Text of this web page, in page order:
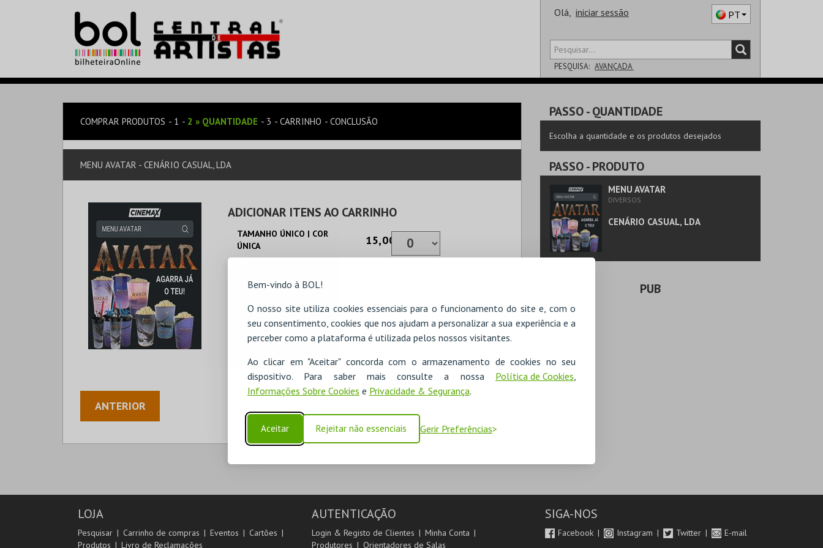
Bem-vindo à BOL!
O nosso site utiliza cookies essenciais para o funcionamento do site e, com o
seu consentimento, cookies que nos ajudam a personalizar a sua experiência e a
perceber como a plataforma é utilizada pelos nossos visitantes.
Ao clicar em "Aceitar" concorda com o armazenamento de cookies no seu
dispositivo. Para saber mais consulte a nossa Política de Cookies
Informações Sobre Cookies e Privacidade & Segurança.
Aceitar Rejeitar não essenciais Gerir Preferências
Olá, iniciar sessão PT
PESQUISA: AVANÇADA
COMPRAR PRODUTOS 1 2 » QUANTIDADE 3 CARRINHO CONCLUSÃO
MENU AVATAR - CENÁRIO CASUAL, LDA
ADICIONAR ITENS AO CARRINHO
TAMANHO ÚNICO | COR
ÚNICA
15,00€
ADICIONAR
ANTERIOR
PASSO- QUANTIDADE
Escolha a quantidade e os produtos desejados
PASSO- PRODUTO
MENU AVATAR
DIVERSOS
CENÁRIO CASUAL, LDA
PUB
LOJA
Pesquisar Carrinho de compras Eventos
Cartões
Produtos
Livro de Reclamações
AUTENTICAÇÃO
Login & Registo de Clientes
Minha Conta
Produtores
Orientadores de Salas
SIGA-NOS
Facebook Instagram Twitter E-mail